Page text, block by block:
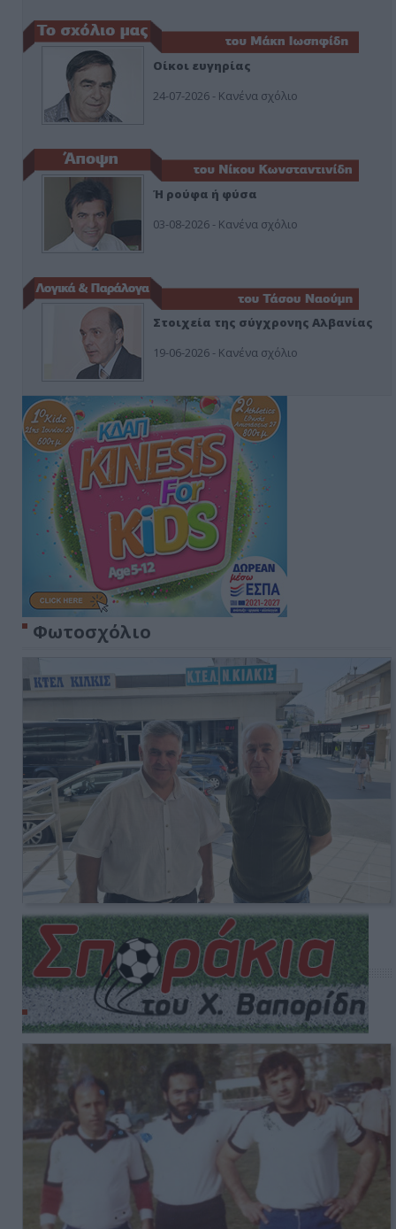
Οίκοι ευγηρίας
24-07-2026 - Κανένα σχόλιο
Ή ρούφα ή φύσα
03-08-2026 - Κανένα σχόλιο
Στοιχεία της σύγχρονης Αλβανίας
19-06-2026 - Κανένα σχόλιο
Φωτοσχόλιο